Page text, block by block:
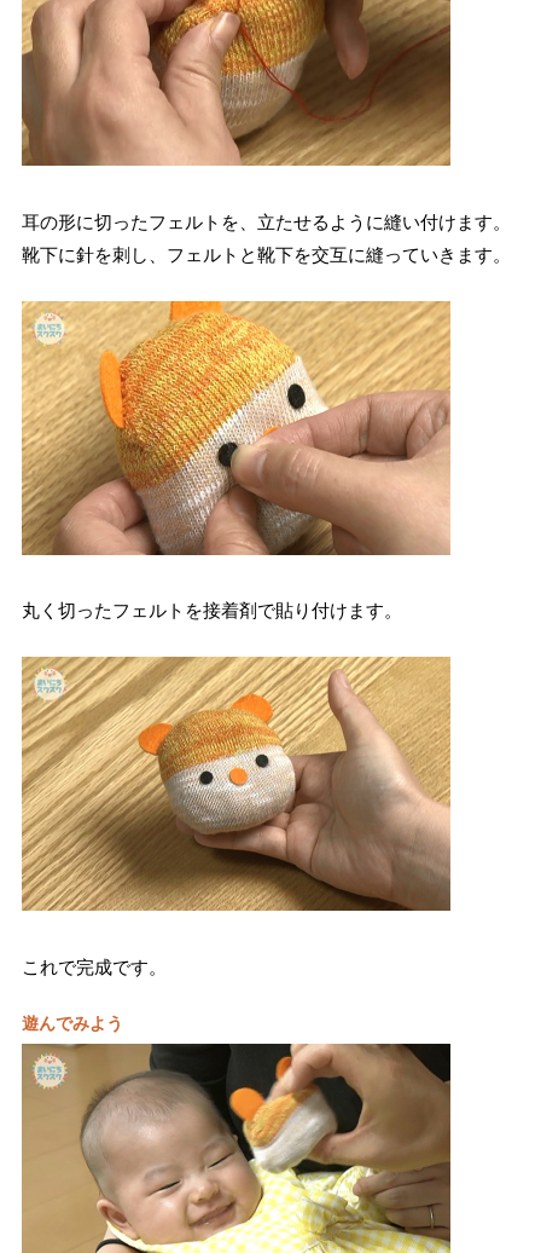
耳の形に切ったフェルトを、立たせるように縫い付けます。
靴下に針を刺し、フェルトと靴下を交互に縫っていきます。
丸く切ったフェルトを接着剤で貼り付けます。
これで完成です。
遊んでみよう